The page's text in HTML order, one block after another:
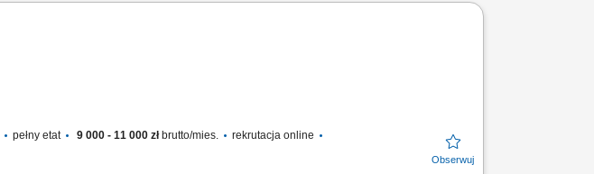
pełny etat 9 000 - 11 000 złbrutto/mies.
rekrutacja online